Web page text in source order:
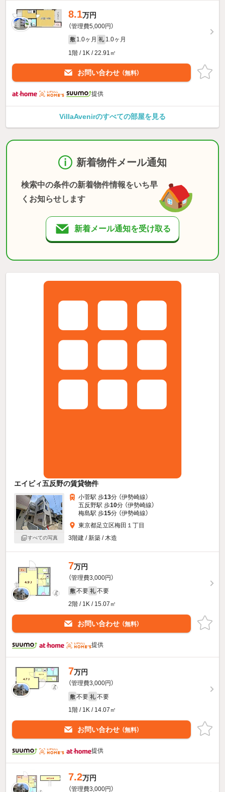
8.1万円
（管理費5,000円）
敷 1.0ヶ月 礼 1.0ヶ月
1階 / 1K / 22.91㎡
お問い合わせ （無料）
提供
VillaAvenirのすべての部屋を見る
新着物件メール通知
検索中の条件の新着物件情報をいち早
くお知らせします
新着メール通知を受け取る
エイビィ五反野の賃貸物件
すべての写真
小菅駅 歩13分 （伊勢崎線）
五反野駅 歩10分 （伊勢崎線）
梅島駅 歩15分 （伊勢崎線）
東京都足立区梅田１丁目
3階建 / 新築 / 木造
7万円
（管理費3,000円）
敷 不要 礼 不要
2階 / 1K / 15.07㎡
お問い合わせ （無料）
提供
7万円
（管理費3,000円）
敷 不要 礼 不要
1階 / 1K / 14.07㎡
お問い合わせ （無料）
提供
7.2万円
（管理費3,000円）